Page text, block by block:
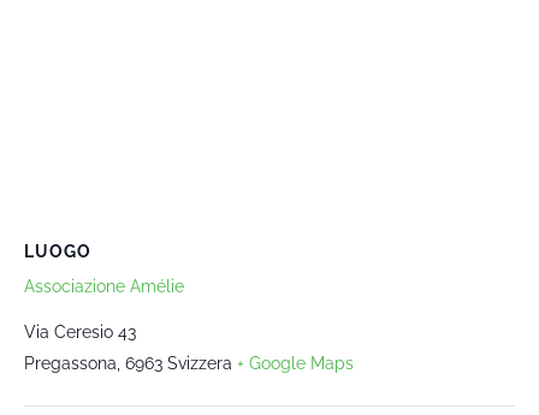
LUOGO
Associazione Amélie
Via Ceresio 43
Pregassona 6963 Svizzera + Google Maps